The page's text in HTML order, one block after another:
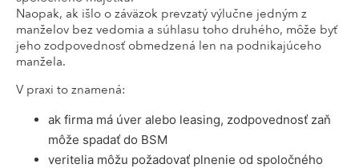
Naopak, ak išlo o záväzok prevzatý výlučne jedným z
manželov bez vedomia a súhlasu toho druhého, môže byť
jeho zodpovednosť obmedzená len na podnikajúceho
manžela.
V praxi to znamená:
ak firma má úver alebo leasing, zodpovednosť zaň
môže spadať do BSM
veritelia môžu požadovať plnenie od spoločného